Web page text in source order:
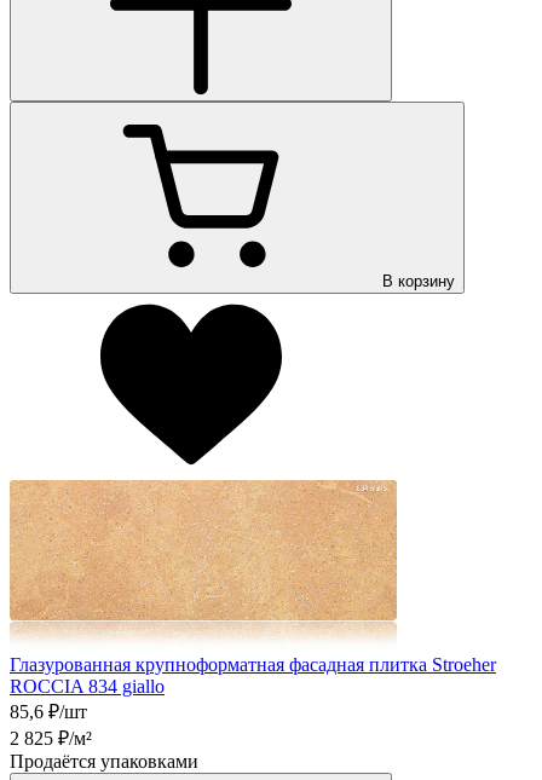
В корзину
Глазурованная крупноформатная фасадная плитка Stroeher
ROCCIA 834 giallo
85,6 ₽/шт
2 825 ₽/м²
Продаётся упаковками